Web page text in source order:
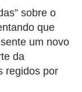
sobre o
que
um novo
da
regidos por